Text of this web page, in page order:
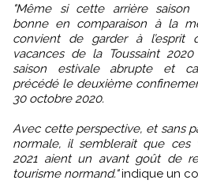
"Même si cette arrière saison 2021 semble réellement
bonne en comparaison à la
convient de garder à l’esprit
vacances de la Toussaint
saison estivale abrupte et
précédé le deuxième
30 octobre 2020.
Avec cette perspective, et sans
normale, il semblerait que ces
2021 aient un avant goût de
tourisme normand."indique un